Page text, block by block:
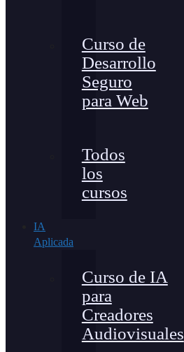
Curso de
Desarrollo
Seguro
para Web
Todos
los
cursos
IA
Aplicada
Curso de IA
para
Creadores
Audiovisuales